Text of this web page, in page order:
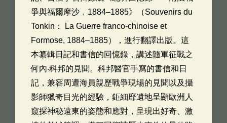
爭與福爾摩沙﹐1884–1885》（Souvenirs du
Tonkin： La Guerre franco-chinoise et
Formose, 1884–1885），進行翻譯出版。這
本纂輯日記和書信的回憶錄，講述隨軍征戰之
何內‧科邦的見聞。科邦醫官手寫的書信和日
記，兼容周遭海員親歷戰爭現場的見聞以及攝
影師獵奇目光的經驗，鉅細靡遺地呈顯歐洲人
窺探神秘遠東的姿態和應對，呈現出好奇、激